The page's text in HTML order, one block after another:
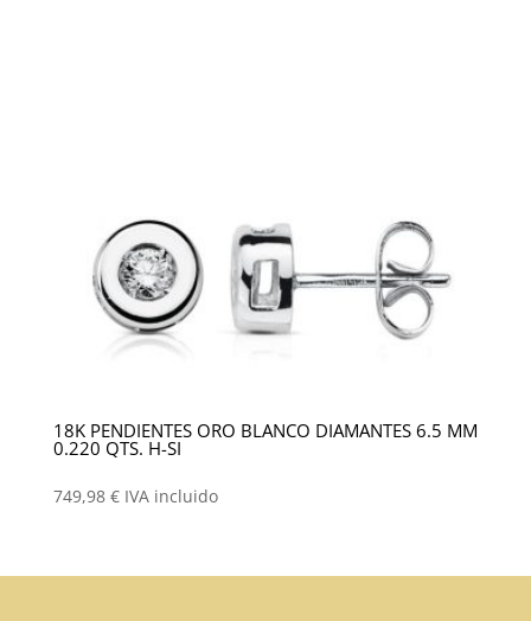
18K PENDIENTES ORO BLANCO DIAMANTES 6.5 MM
0.220 QTS. H-SI
749,98 € IVA incluido